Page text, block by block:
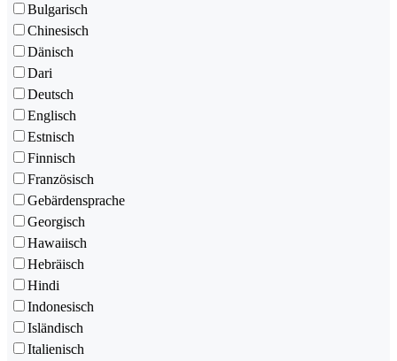
Bulgarisch
Chinesisch
Dänisch
Dari
Deutsch
Englisch
Estnisch
Finnisch
Französisch
Gebärdensprache
Georgisch
Hawaiisch
Hebräisch
Hindi
Indonesisch
Isländisch
Italienisch